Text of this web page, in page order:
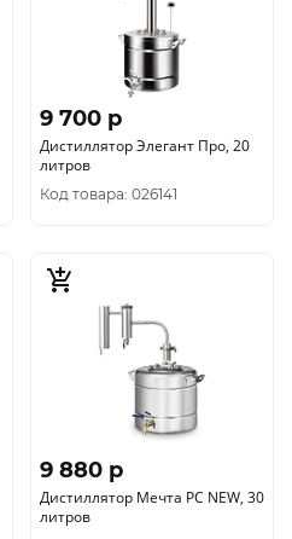
9 700 p
Дистиллятор Элегант Про, 20
литров
Код товара: 026141
9 880 p
Дистиллятор Мечта РС NEW, 30
литров